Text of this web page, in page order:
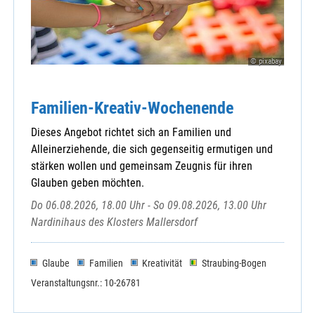
© pixabay
Familien-Kreativ-Wochenende
Dieses Angebot richtet sich an Familien und
Alleinerziehende, die sich gegenseitig ermutigen und
stärken wollen und gemeinsam Zeugnis für ihren
Glauben geben möchten.
Do 06.08.2026, 18.00 Uhr - So 09.08.2026, 13.00 Uhr
Nardinihaus des Klosters Mallersdorf
Glaube Familien Kreativität
Straubing-Bogen
Veranstaltungsnr.: 10-26781